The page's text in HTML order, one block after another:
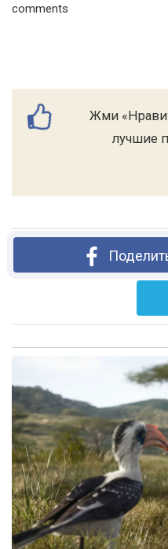
comments
Жми
лучшие